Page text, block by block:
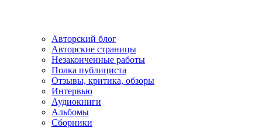
Авторский блог
Авторские страницы
Незаконченные работы
Полка публициста
Отзывы, критика, обзоры
Интервью
Аудиокниги
Альбомы
Сборники